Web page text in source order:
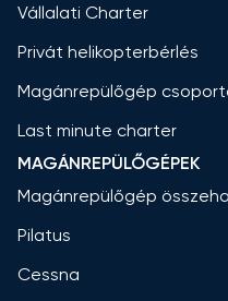
Vállalati Charter
Privát helikopterbérlés
Magánrepülőgép
Last minute charter
MAGÁNREPÜLŐGÉPEK
Magánrepülőgép
Pilatus
Cessna